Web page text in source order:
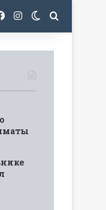
FacebookInstagramSwitch skin